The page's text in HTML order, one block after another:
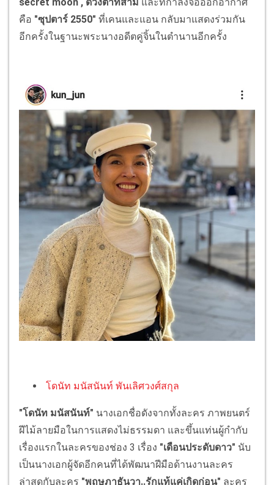
คือ "ซุปตาร์ 2550" ที่เคนและแอน กลับมาแสดงร่วมกัน
อีกครั้งในฐานะพระนางอดีตคู่จิ้นในตำนานอีกครั้ง
โดนัท มนัสนันท์ พันเลิศวงศ์สกุล
"โดนัท มนัสนันท์" นางเอกชื่อดังจากทั้งละคร ภาพยนตร์
ฝีไม้ลายมือในการแสดงไม่ธรรมดา และขึ้นแท่นผู้กำกับ
เรื่องแรกในละครของช่อง 3 เรื่อง "เดือนประดับดาว" นับ
เป็นนางเอกผู้จัดอีกคนที่ได้พัฒนาฝีมือด้านงานละคร
ล่าสุดกับละคร "พฤษภาธันวา..รักแท้แค่เกิดก่อน" ละคร